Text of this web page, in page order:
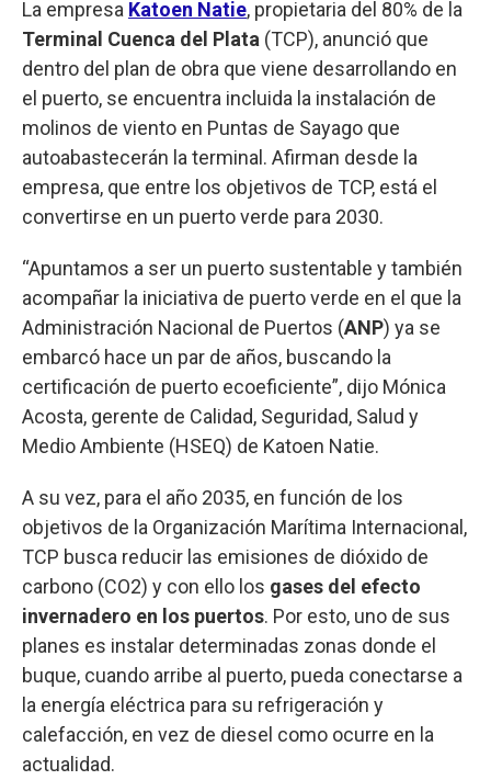
La empresa Katoen Natie, propietaria del 80% de la
Terminal Cuenca del Plata (TCP), anunció que
dentro del plan de obra que viene desarrollando en
el puerto, se encuentra incluida la instalación de
molinos de viento en Puntas de Sayago que
autoabastecerán la terminal. Afirman desde la
empresa, que entre los objetivos de TCP, está el
convertirse en un puerto verde para 2030.
“Apuntamos a ser un puerto sustentable y también
acompañar la iniciativa de puerto verde en el que la
Administración Nacional de Puertos (ANP) ya se
embarcó hace un par de años, buscando la
certificación de puerto ecoeficiente”, dijo Mónica
Acosta, gerente de Calidad, Seguridad, Salud y
Medio Ambiente (HSEQ) de Katoen Natie.
A su vez, para el año 2035, en función de los
objetivos de la Organización Marítima Internacional,
TCP busca reducir las emisiones de dióxido de
carbono (CO2) y con ello los gases del efecto
invernadero en los puertos. Por esto, uno de sus
planes es instalar determinadas zonas donde el
buque, cuando arribe al puerto, pueda conectarse a
la energía eléctrica para su refrigeración y
calefacción, en vez de diesel como ocurre en la
actualidad.